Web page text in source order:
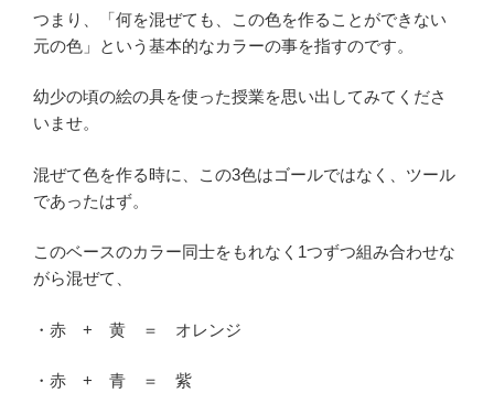
つまり、「何を混ぜても、この色を作ることができない
元の色」という基本的なカラーの事を指すのです。
幼少の頃の絵の具を使った授業を思い出してみてくださ
いませ。
混ぜて色を作る時に、この3色はゴールではなく、ツール
であったはず。
このベースのカラー同士をもれなく1つずつ組み合わせな
がら混ぜて、
・赤 + 黄 ＝ オレンジ
・赤 + 青 ＝ 紫